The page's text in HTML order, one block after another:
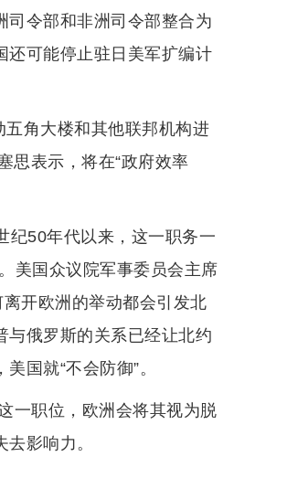
司令部和非洲司令部整合为
还可能停止驻日美军扩编计
五角大楼和其他联邦机构进
思表示，将在“政府效率
纪50年代以来，这一职务一
美国众议院军事委员会主席
开欧洲的举动都会引发北
与俄罗斯的关系已经让北约
国就“不会防御”。
一职位，欧洲会将其视为脱
影响力。